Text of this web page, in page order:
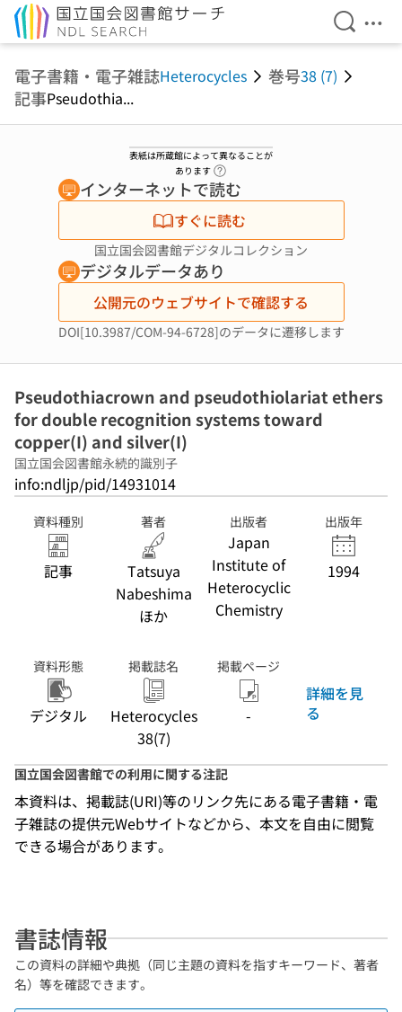
検索を
メ
電子書籍・電子雑誌Heterocycles 巻号38 (7)
記事Pseudothia...
表紙は所蔵館によって異なることが
あります
インターネットで読む
すぐに読む
国立国会図書館デジタルコレクション
デジタルデータあり
公開元のウェブサイトで確認する
DOI[10.3987/COM-94-6728]のデータに遷移します
Pseudothiacrown and pseudothiolariat ethers
for double recognition systems toward
copper(I) and silver(I)
国立国会図書館永続的識別子
info:ndljp/pid/14931014
資料種別
記事
著者
Tatsuya
Nabeshima
ほか
出版者
Japan
Institute of
Heterocyclic
Chemistry
出版年
1994
資料形態
デジタル
掲載誌名
Heterocycles
38(7)
掲載ページ
-
詳細を見
る
国立国会図書館での利用に関する注記
本資料は、掲載誌(URI)等のリンク先にある電子書籍・電
子雑誌の提供元Webサイトなどから、本文を自由に閲覧
できる場合があります。
書誌情報
この資料の詳細や典拠（同じ主題の資料を指すキーワード、著者
名）等を確認できます。